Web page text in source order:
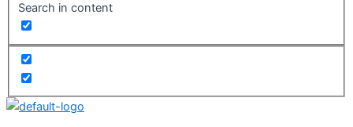
Search in content